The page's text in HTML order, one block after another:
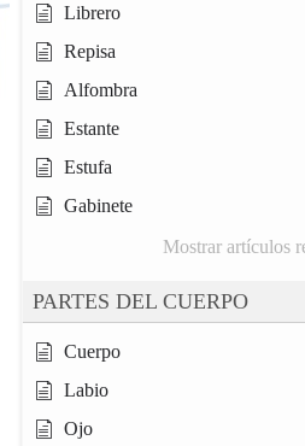
Librero
Repisa
Alfombra
Estante
Estufa
Gabinete
Mostrar artículos
PARTES DEL CUERPO
Cuerpo
Labio
Ojo